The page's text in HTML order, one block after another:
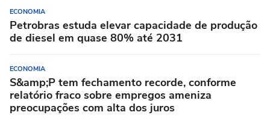
ECONOMIA
Petrobras estuda elevar capacidade de produção
de diesel em quase 80% até 2031
ECONOMIA
S&amp;P tem fechamento recorde, conforme
relatório fraco sobre empregos ameniza
preocupações com alta dos juros